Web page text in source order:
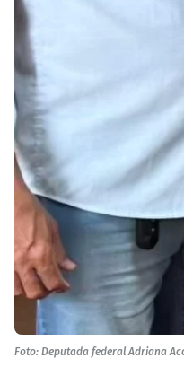
Foto: Deputada federal Adriana